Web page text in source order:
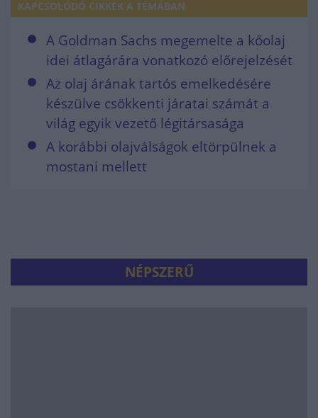
KAPCSOLÓDÓ CIKKEK A TÉMÁBAN
A Goldman Sachs megemelte a kőolaj
idei átlagárára vonatkozó előrejelzését
Az olaj árának tartós emelkedésére
készülve csökkenti járatai számát a
világ egyik vezető légitársasága
A korábbi olajválságok eltörpülnek a
mostani mellett
NÉPSZERŰ